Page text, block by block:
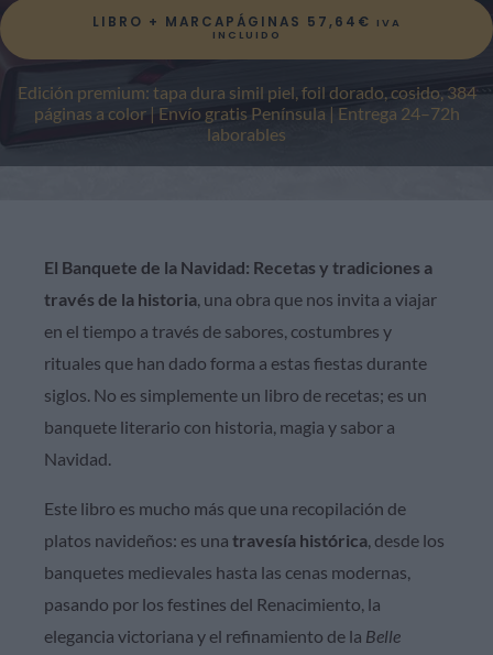
LIBRO + MARCAPÁGINAS 57,64 €
IVA
INCLUIDO
Edición premium: tapa dura simil piel, foil dorado, cosido, 384
páginas a color | Envío gratis Península | Entrega 24–72h
laborables
El Banquete de la Navidad: Recetas y tradiciones a
través de la historia, una obra que nos invita a viajar
en el tiempo a través de sabores, costumbres y
rituales que han dado forma a estas fiestas durante
siglos. No es simplemente un libro de recetas; es un
banquete literario con historia, magia y sabor a
Navidad.
Este libro es mucho más que una recopilación de
platos navideños: es una travesía histórica, desde los
banquetes medievales hasta las cenas modernas,
pasando por los festines del Renacimiento, la
elegancia victoriana y el refinamiento de la Belle